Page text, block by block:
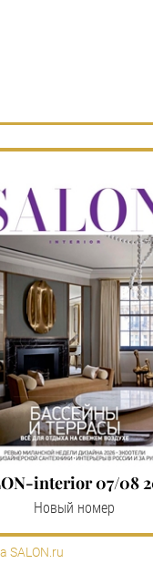
interior 07/08
Новый номер
SALON.ru